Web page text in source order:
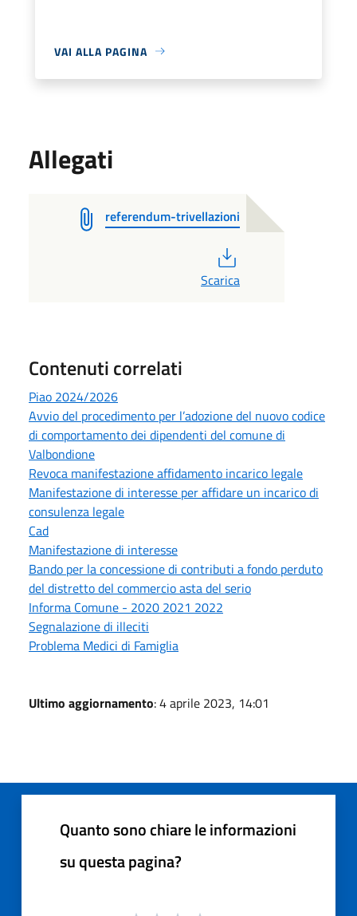
VAI ALLA PAGINA
Allegati
referendum-trivellazioni
Scarica
Contenuti correlati
Piao 2024/2026
Avvio del procedimento per l’adozione del nuovo codice
di comportamento dei dipendenti del comune di
Valbondione
Revoca manifestazione affidamento incarico legale
Manifestazione di interesse per affidare un incarico di
consulenza legale
Cad
Manifestazione di interesse
Bando per la concessione di contributi a fondo perduto
del distretto del commercio asta del serio
Informa Comune - 2020 2021 2022
Segnalazione di illeciti
Problema Medici di Famiglia
Ultimo aggiornamento: 4 aprile 2023, 14:01
Quanto sono chiare le informazioni
su questa pagina?